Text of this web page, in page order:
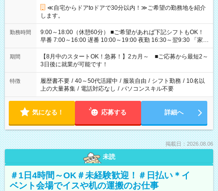
≪自宅からドアtoドアで30分以内！≫ご希望の勤務地を紹介
します。
勤務時間
9:00～18:00（休憩60分） ■ご希望があれば下記シフトもOK！
早番 7:00～16:00 遅番 10:00～19:00 夜勤 16:30～翌9:30 「家族
と休みを合わせたい」 「余裕を持って夕飯の準備がしたい」
「できれば残業はしたくない」 など、ご希望を教えてください
ね。 ※Wワーク希望の方へ 今ご覧のお仕事で希望する勤務時間
と、もう1つのお仕事の勤務時間。 合計で週40時間を超える場
合は応募できません。
期間
【8月中のスタートOK！急募！】2カ月～ ■ご応募から最短2～
3日後に就業が可能です！
特徴 履歴書不要 / 40～50代活躍中 / 服装自由 / シフト勤務 / 10名以
上の大量募集 / 電話対応なし / パソコンスキル不要
気になる！ 応募する 詳細へ
掲載日：2026.08.06
未読
＃1日4時間～OK＃未経験歓迎！＃日払い＊イ
ベント会場でイスや机の運搬のお仕事